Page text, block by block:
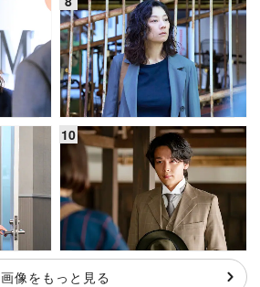
画像をもっと見る